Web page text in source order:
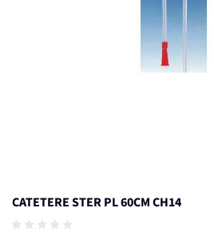
CATETERE STER PL 60CM CH14